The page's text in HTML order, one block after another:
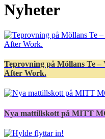
Nyheter
Teprovning på Möllans Te
After Work.
Nya mattillskott på MITT